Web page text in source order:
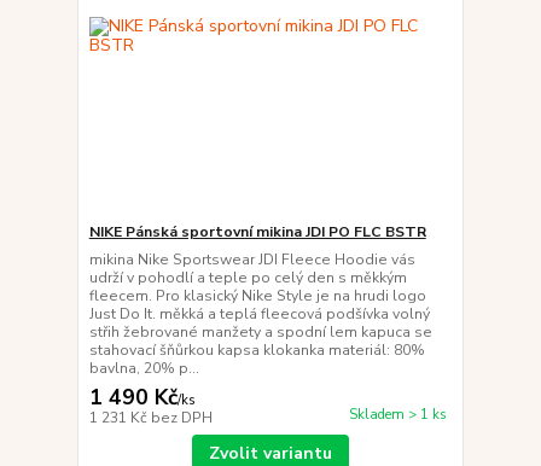
NIKE Pánská sportovní mikina JDI PO FLC BSTR
mikina Nike Sportswear JDI Fleece Hoodie vás
udrží v pohodlí a teple po celý den s měkkým
fleecem. Pro klasický Nike Style je na hrudi logo
Just Do It. měkká a teplá fleecová podšívka volný
střih žebrované manžety a spodní lem kapuca se
stahovací šňůrkou kapsa klokanka materiál: 80%
bavlna, 20% p...
1 490 Kč/ks
1 231 Kč bez DPH Skladem > 1 ks
Zvolit variantu